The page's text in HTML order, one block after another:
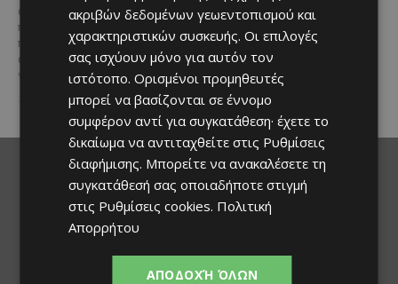
επενδυτική ευκαιρία
παρουσιάζεται στην παραλιακή
περιοχή του Αλαμινού, στην
επαρχία Λάρνακας. Πρόκειται
για τρία συνεχόμενα...
ακριβών δεδομένων γεωεντοπισμού και
χαρακτηριστικών συσκευής. Οι επιλογές
σας ισχύουν μόνο για αυτόν τον
ιστότοπο. Ορισμένοι προμηθευτές
μπορεί να βασίζονται σε έννομο
συμφέρον αντί για συγκατάθεση· έχετε το
δικαίωμα να αντιταχθείτε στις Ρυθμίσεις
διαφήμισης. Μπορείτε να ανακαλέσετε τη
συγκατάθεσή σας οποιαδήποτε στιγμή
στις Ρυθμίσεις cookies. Πολιτική
Απορρήτου
ΑΠΟΔΟΧΉ ΌΛΩΝ